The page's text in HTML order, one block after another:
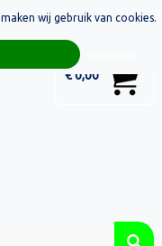
€ 0,00
wij gebruik van cookies.